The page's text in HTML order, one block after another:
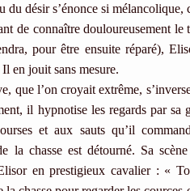
du désir s’énonce si
connaître douloureusement le
pour être ensuite réparé),
en jouit sans mesure.
que l’on croyait extrême,
il hypnotise les regards par
et aux sauts qu’il
la chasse est détourné. Sa
en prestigieux cavalier : «